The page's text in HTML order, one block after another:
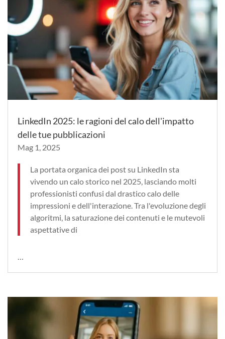
LinkedIn 2025: le ragioni del calo dell'impatto
delle tue pubblicazioni
Mag 1, 2025
La portata organica dei post su LinkedIn sta
vivendo un calo storico nel 2025, lasciando molti
professionisti confusi dal drastico calo delle
impressioni e dell'interazione. Tra l'evoluzione degli
algoritmi, la saturazione dei contenuti e le mutevoli
aspettative di